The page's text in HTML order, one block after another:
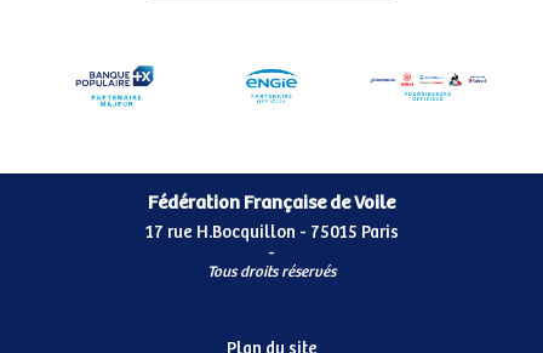
Fédération Française de Voile
17 rue H.Bocquillon - 75015 Paris
-
Tous droits réservés